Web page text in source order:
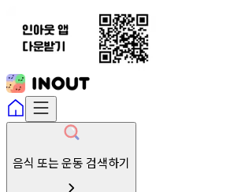
음식 또는 운동 검색하기